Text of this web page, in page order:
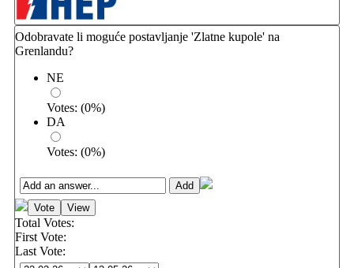
Odobravate li moguće postavljanje 'Zlatne kupole' na
Grenlandu?
NE
Votes: (0%)
DA
Votes: (0%)
Total Votes:
First Vote:
Last Vote: